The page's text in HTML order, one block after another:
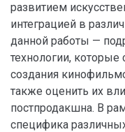
развитием
интеграцией в
данной работы —
технологии, которые
создания
также оценить их
постпродакшна. В
специфика